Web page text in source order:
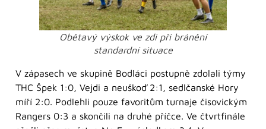
Obětavý výskok ve zdi při bránění
standardní situace
V zápasech ve skupině Bodláci postupně zdolali týmy
THC Špek 1:0, Vejdi a neuškoď 2:1, sedlčanské Hory
míří 2:0. Podlehli pouze favoritům turnaje čisovickým
Rangers 0:3 a skončili na druhé příčce. Ve čtvrtfinále